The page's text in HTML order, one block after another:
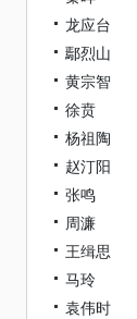
龙应台
鄢烈山
黄宗智
徐贲
杨祖陶
赵汀阳
张鸣
周濂
王缉思
马玲
袁伟时